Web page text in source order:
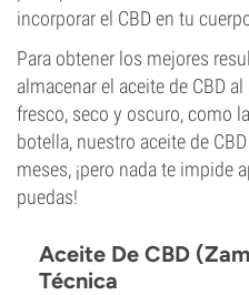
incorporar el CBD en tu
Para obtener los mejores
almacenar el aceite de CBD
fresco, seco y oscuro, como
botella, nuestro aceite de
meses, ¡pero nada te impide
puedas!
Aceite De CBD
Técnica